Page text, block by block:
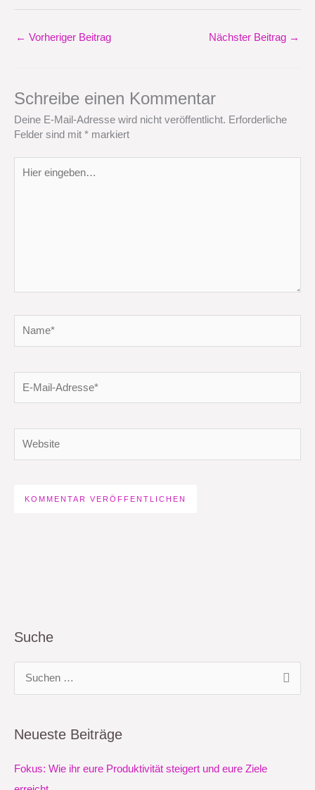
← Vorheriger Beitrag Nächster Beitrag →
Schreibe einen Kommentar
Deine E-Mail-Adresse wird nicht veröffentlicht. Erforderliche
Felder sind mit * markiert
eingeben…
Mail-
Suche
h
e
Neueste Beiträge
Fokus: Wie ihr eure Produktivität steigert und eure Ziele